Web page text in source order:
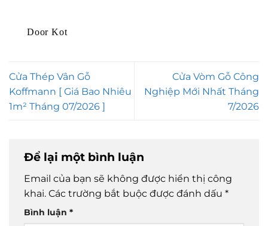
Door Kot
Cửa Thép Vân Gỗ
Koffmann [ Giá Bao Nhiêu
1m² Tháng 07/2026 ]
Cửa Vòm Gỗ Công
Nghiệp Mới Nhất Tháng
7/2026
Để lại một bình luận
Email của bạn sẽ không được hiển thị công
khai. Các trường bắt buộc được đánh dấu *
Bình luận *